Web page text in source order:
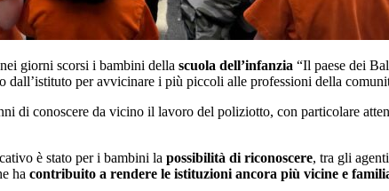
giorni scorsi i bambini della scuola dell’infanzia “Il paese dei
dall’istituto per avvicinare i più piccoli alle professioni della
di conoscere da vicino il lavoro del poliziotto, con particolare
è stato per i bambini la possibilità di riconoscere, tra gli
ha contribuito a rendere le istituzioni ancora più vicine e